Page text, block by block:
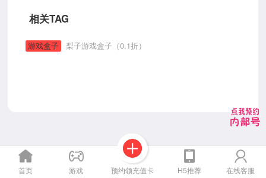
首页 游戏 预约领充值卡 H5推荐 在线客服
相关TAG
游戏盒子 梨子游戏盒子（0.1折）